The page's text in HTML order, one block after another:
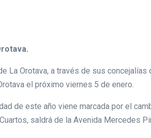
La Orotava, a través de sus
el próximo viernes 5 de enero.
de este año viene marcada por el
saldrá de la Avenida Mercedes